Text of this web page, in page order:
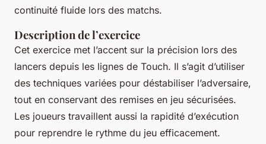
continuité fluide lors des matchs.
Description de l’exercice
Cet exercice met l’accent sur la précision lors des
lancers depuis les lignes de Touch. Il s’agit d’utiliser
des techniques variées pour déstabiliser l’adversaire,
tout en conservant des remises en jeu sécurisées.
Les joueurs travaillent aussi la rapidité d’exécution
pour reprendre le rythme du jeu efficacement.